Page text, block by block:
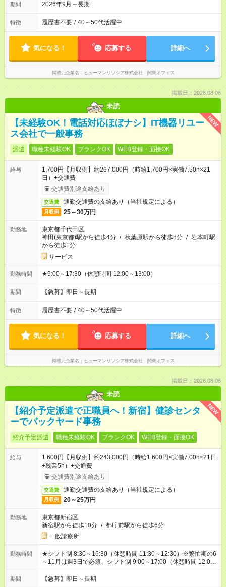
期間 2026年9月～長期
特徴 履歴書不要 / 40～50代活躍中
気になる！ 応募する 詳細へ
掲載元企業名 ヒューマンリソシア株式会社 関東オフィス
掲載日：2026.08.06
未読
NEW
【未経験OK！電話対応ほぼナシ】IT機器リユー
ス会社で一般事務
派遣 職種未経験OK ブランクOK WEB登録・面接OK
給与
1,700円【月収例】約267,000円（時給1,700円×実働7.50h×21
日）+交通費
交通費別途支給あり
交通費 通勤交通費の支給あり（当社規定による）
月収例 25～30万円
勤務地
東京都千代田区
神田(東京都)駅から徒歩4分 / 秋葉原駅から徒歩8分 / 岩本町駅
から徒歩1分
サービス
勤務時間 ★9:00～17:30（休憩時間 12:00～13:00）
期間 【急募】即日～長期
特徴 履歴書不要 / 40～50代活躍中
気になる！ 応募する 詳細へ
掲載元企業名 ヒューマンリソシア株式会社 関東オフィス
掲載日：2026.08.06
未読
NEW
【紹介予定派遣で正職員へ！新宿】健診センタ
ーでバックヤード事務
紹介予定派遣 職種未経験OK ブランクOK WEB登録・面接OK
給与
1,600円【月収例】約243,000円（時給1,600円×実働7.00h×21日
+残業5h）+交通費
交通費別途支給あり
交通費 通勤交通費の支給あり（当社規定による）
月収例 20～25万円
勤務地
東京都新宿区
新宿駅から徒歩10分 / 都庁前駅から徒歩6分
一般診療所
勤務時間
★シフト制 8:30～16:30（休憩時間 11:30～12:30）※繁忙期の6
～11月は週3日で必須、シフト制 9:00～17:00（休憩時間 12:00
～13:00） 他、派遣先の規定による
期間 【急募】即日～長期